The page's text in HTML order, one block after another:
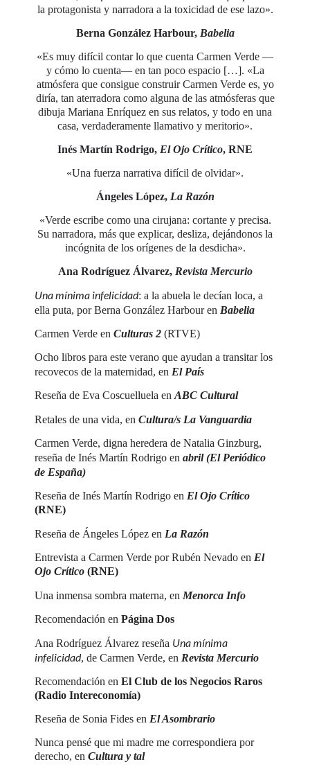
la protagonista y narradora a la toxicidad de ese lazo».
Berna González Harbour, Babelia
«Es muy difícil contar lo que cuenta Carmen Verde —
y cómo lo cuenta— en tan poco espacio […]. «La
atmósfera que consigue construir Carmen Verde es, yo
diría, tan aterradora como alguna de las atmósferas que
dibuja Mariana Enríquez en sus relatos, y todo en una
casa, verdaderamente llamativo y meritorio».
Inés Martín Rodrigo, El Ojo Crítico, RNE
«Una fuerza narrativa difícil de olvidar».
Ángeles López, La Razón
«Verde escribe como una cirujana: cortante y precisa.
Su narradora, más que explicar, desliza, dejándonos la
incógnita de los orígenes de la desdicha».
Ana Rodríguez Álvarez, Revista Mercurio
Una mínima infelicidad: a la abuela le decían loca, a
ella puta, por Berna González Harbour en Babelia
Carmen Verde en Culturas 2 (RTVE)
Ocho libros para este verano que ayudan a transitar los
recovecos de la maternidad, en El País
Reseña de Eva Coscuelluela en ABC Cultural
Retales de una vida, en Cultura/s La Vanguardia
Carmen Verde, digna heredera de Natalia Ginzburg,
reseña de Inés Martín Rodrigo en abril(El Periódico
de España)
Reseña de Inés Martín Rodrigo en El Ojo Crítico
(RNE)
Reseña de Ángeles López en La Razón
Entrevista a Carmen Verde por Rubén Nevado en El
Ojo Crítico (RNE)
Una inmensa sombra materna, en Menorca Info
Recomendación en Página Dos
Ana Rodríguez Álvarez reseña Una mínima
infelicidad, de Carmen Verde, en Revista Mercurio
Recomendación en El Club de los Negocios Raros
(Radio Intereconomía)
Reseña de Sonia Fides en El Asombrario
Nunca pensé que mi madre me correspondiera por
derecho, en Cultura y tal